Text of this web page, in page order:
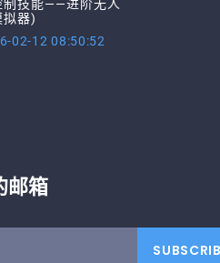
制技能——进阶无人
拟器)
02-12 08:50:52
邮箱